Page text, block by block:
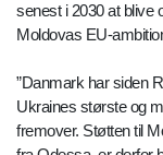
senest i 2030 at blive
Moldovas EU-
”Danmark har siden
Ukraines største og
fremover. Støtten til